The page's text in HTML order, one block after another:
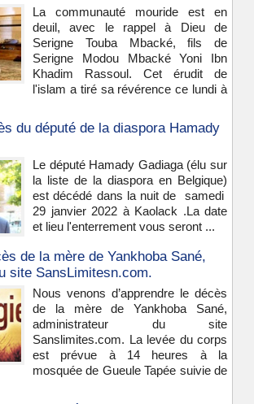
La communauté mouride est en
deuil, avec le rappel à Dieu de
Serigne Touba Mbacké, fils de
Serigne Modou Mbacké Yoni Ibn
Khadim Rassoul. Cet érudit de
l'islam a tiré sa révérence ce lundi à
du député de la diaspora Hamady
Le député Hamady Gadiaga (élu sur
la liste de la diaspora en Belgique)
est décédé dans la nuit de samedi
29 janvier 2022 à Kaolack .La date
et lieu l'enterrement vous seront ...
de la mère de Yankhoba Sané,
site SansLimitesn.com.
Nous venons d’apprendre le décès
de la mère de Yankhoba Sané,
administrateur du site
Sanslimites.com. La levée du corps
est prévue à 14 heures à la
mosquée de Gueule Tapée suivie de